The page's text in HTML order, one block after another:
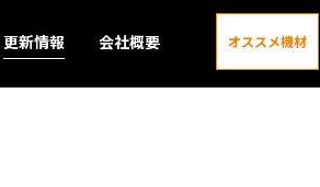
更新情報 会社概要 オススメ機材
更新情報